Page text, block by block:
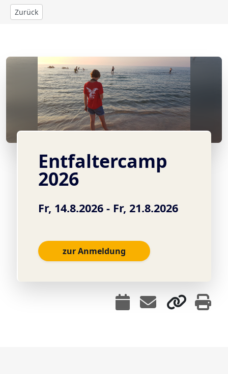
Zurück
Entfaltercamp
2026
Fr, 14.8.2026 - Fr, 21.8.2026
zur Anmeldung